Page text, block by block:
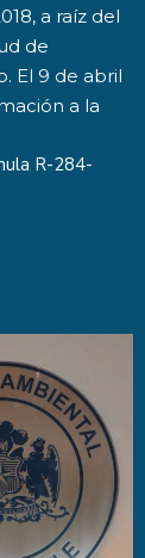
a raíz del
de
El 9 de abril
a la
R-284-